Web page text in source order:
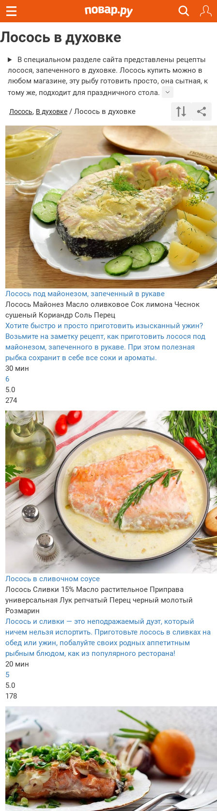
Лосось в духовке
В специальном разделе сайта представлены рецепты
лосося, запеченного в духовке. Лосось купить можно в
любом магазине, эту рыбу готовить просто, она сытная, к
тому же, подходит для праздничного стола.
Лосось, В духовке / Лосось в духовке
Лосось под майонезом, запеченный в рукаве
Лосось Майонез Масло оливковое Сок лимона Чеснок
сушеный Кориандр Соль Перец
Хотите быстро и просто приготовить изысканный ужин?
Возьмите на заметку рецепт, как приготовить лосося под
майонезом, запеченного в рукаве. При этом полезная
рыбка сохранит в себе все соки и ароматы.
30 мин
6
5.0
274
Лосось в сливочном соусе
Лосось Сливки 15% Масло растительное Приправа
универсальная Лук репчатый Перец черный молотый
Розмарин
Лосось и сливки — это неподражаемый дуэт, который
ничем нельзя испортить. Приготовьте лосось в сливках на
обед или ужин, побалуйте своих родных аппетитным
рыбным блюдом, как из популярного ресторана!
20 мин
5
5.0
178